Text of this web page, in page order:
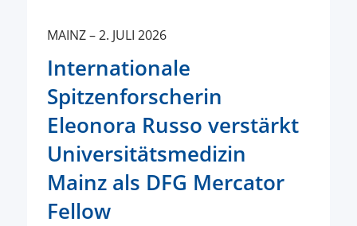
MAINZ–2. JULI 2026
Internationale
Spitzenforscherin
Eleonora Russo verstärkt
Universitätsmedizin
Mainz als DFG Mercator
Fellow